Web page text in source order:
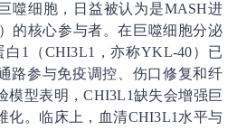
噬细胞，日益被认为是MASH进
的核心参与者。在巨噬细胞分泌
白1（CHI3L1，亦称YKL-40）已
路参与免疫调控、伤口修复和纤
模型表明，CHI3L1缺失会增强巨
化。临床上，血清CHI3L1水平与